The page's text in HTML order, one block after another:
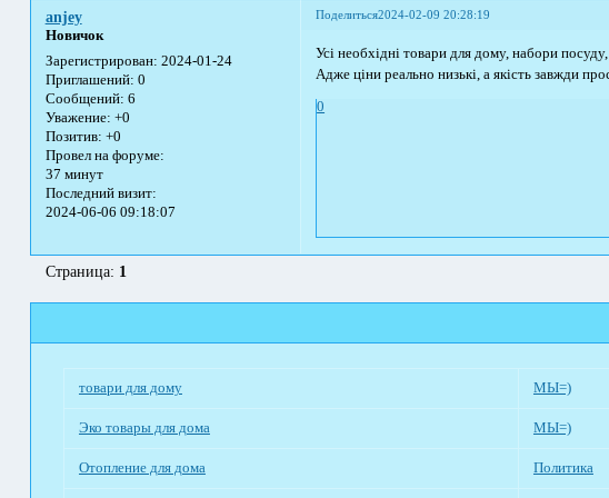
Поделиться2024-02-09 20:28:19
anjey
Новичок
Зарегистрирован: 2024-01-24
Приглашений: 0
Сообщений: 6
Уважение: +0
Позитив: +0
Провел на форуме:
37 минут
Последний визит:
2024-06-06 09:18:07
Усі необхідні товари для дому, набори
Адже ціни реально низькі, а якість завжди
0
Страница: 1
товари для дому МЫ=)
Эко товары для дома МЫ=)
Отопление для дома Политика